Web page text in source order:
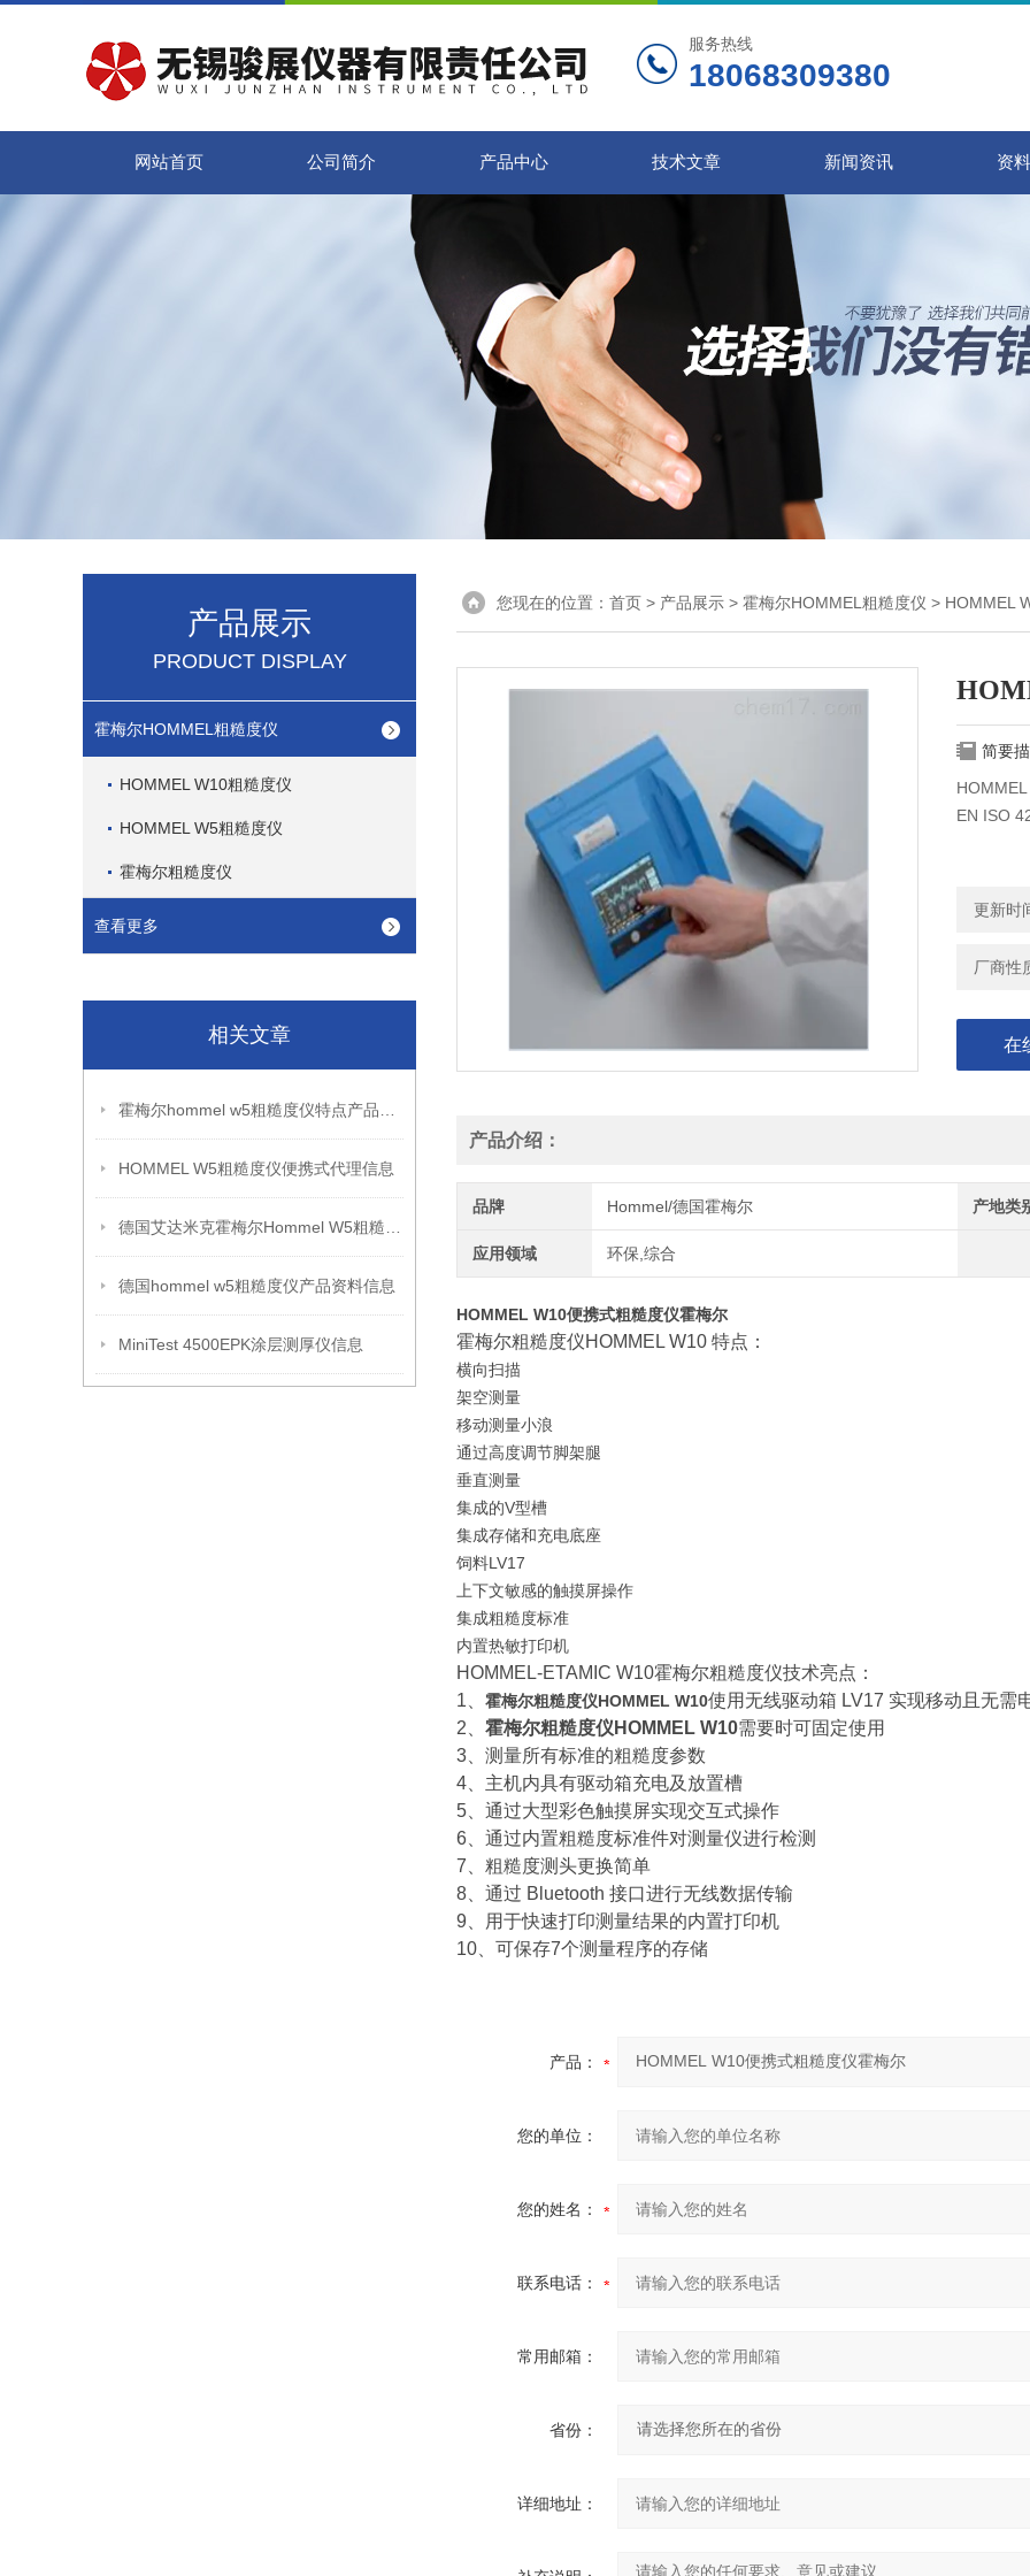
服务热线
18068309380
网站首页 公司简介 产品中心 技术文章 新闻资讯 资
产品展示
PRODUCT DISPLAY
霍梅尔HOMMEL粗糙度仪
HOMMEL W10粗糙度仪
HOMMEL W5粗糙度仪
霍梅尔粗糙度仪
查看更多
相关文章
HOMMEL W5粗糙度仪便携式代理信息
德国hommel w5粗糙度仪产品资料信息
MiniTest 4500EPK涂层测厚仪信息
您现在的位置： 首页 > 产品展示 > 霍梅尔HOMMEL粗糙度仪 > HOMMEL
简要
EN ISO
更新时
厂商性
在
产品介绍：
品牌 Hommel/德国霍梅尔 产地类
应用领域 环保,综合
HOMMEL W10便携式粗糙度仪霍梅尔
霍梅尔粗糙度仪HOMMEL W10 特点：
横向扫描
架空测量
移动测量小浪
通过高度调节脚架腿
垂直测量
集成的V型槽
集成存储和充电底座
饲料LV17
上下文敏感的触摸屏操作
集成粗糙度标准
内置热敏打印机
HOMMEL-ETAMIC W10霍梅尔粗糙度仪技术亮点：
1、 霍梅尔粗糙度仪HOMMEL W10使用无线驱动箱 LV17 实现移动且无需
2、 霍梅尔粗糙度仪HOMMEL W10需要时可固定使用
3、测量所有标准的粗糙度参数
4、主机内具有驱动箱充电及放置槽
5、通过大型彩色触摸屏实现交互式操作
6、通过内置粗糙度标准件对测量仪进行检测
7、粗糙度测头更换简单
8、通过 Bluetooth 接口进行无线数据传输
9、用于快速打印测量结果的内置打印机
10、可保存7个测量程序的存储
产品：
您的单位：
您的姓名：
联系电话：
常用邮箱：
省份：
详细地址：